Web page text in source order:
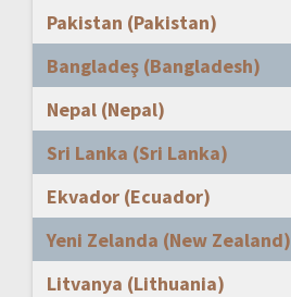
Pakistan (Pakistan)
Bangladeş (Bangladesh)
Nepal (Nepal)
Sri Lanka (Sri Lanka)
Ekvador (Ecuador)
Yeni Zelanda (New Zealand)
Litvanya (Lithuania)